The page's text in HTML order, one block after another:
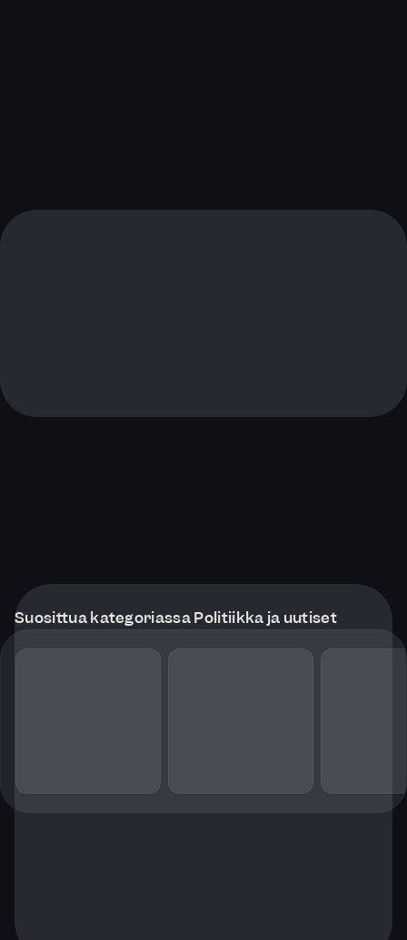
Suosittua kategoriassa Politiikka ja uutiset